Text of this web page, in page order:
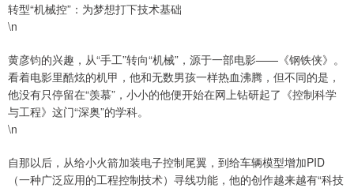
转型“机械控”：为梦想打下技术基础
\n
黄彦钧的兴趣，从“手工”转向“机械”，源于一部电影——《钢铁侠》。
看着电影里酷炫的机甲，他和无数男孩一样热血沸腾，但不同的是，
他没有只停留在“羡慕”，小小的他便开始在网上钻研起了《控制科学
与工程》这门“深奥”的学科。
\n
自那以后，从给小火箭加装电子控制尾翼，到给车辆模型增加PID
（一种广泛应用的工程控制技术）寻线功能，他的创作越来越有“科技